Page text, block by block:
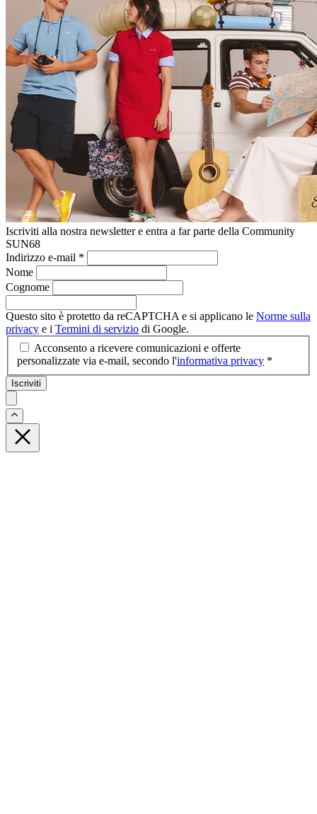
Iscriviti alla nostra newsletter e entra a far parte della Community
SUN68
Indirizzo e-mail *
Nome
Cognome
Questo sito è protetto da reCAPTCHA e si applicano le Norme sulla
privacy e i Termini di servizio di Google.
Acconsento a ricevere comunicazioni e offerte
personalizzate via e-mail, secondo l'informativa privacy *
Iscriviti